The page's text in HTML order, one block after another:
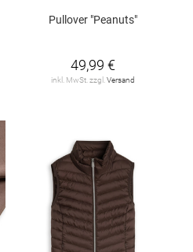
Pullover "Peanuts"
49,99 €
inkl. MwSt. zzgl.Versand